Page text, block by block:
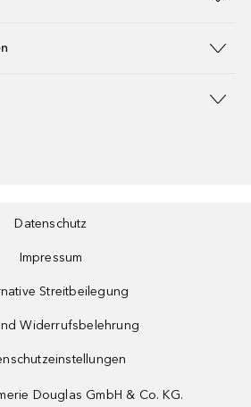
Datenschutz
Impressum
Streitbeilegung
Widerrufsbelehrung
Douglas GmbH & Co. KG.